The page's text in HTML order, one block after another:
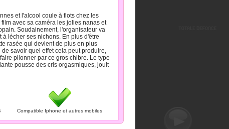
et l'alcool coule à flots chez les
avec sa caméra les jolies nanas et
Soudainement, l'organisateur va
lécher ses nichons. En plus d'être
rasée qui devient de plus en plus
savoir quel effet cela peut produire,
pilonner par ce gros chibre. Le type
pousse des cris orgasmiques, jouit
Compatible Iphone et autres mobiles